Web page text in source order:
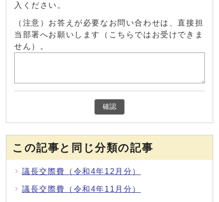
入ください。
（注意）お答えが必要なお問い合わせは、直接担
当部署へお願いします（こちらではお受けできま
せん）。
確認
この記事と同じ分類の記事
議長交際費（令和4年12月分）
議長交際費（令和4年11月分）